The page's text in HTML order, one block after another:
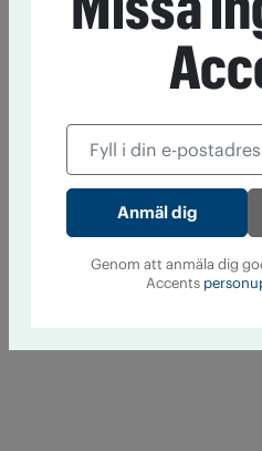
Genom att anmäla dig
Accents